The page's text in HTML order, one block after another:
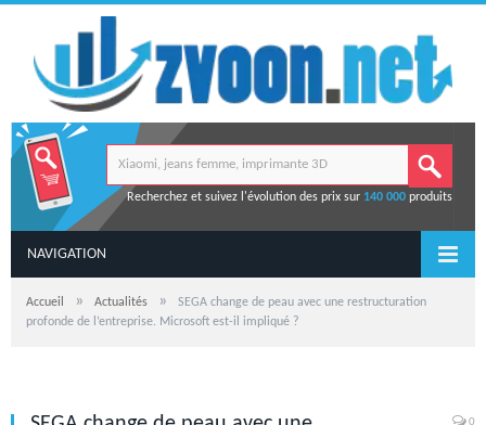
Recherchez et suivez l'évolution des prix sur 140 000produits
NAVIGATION
Accueil » Actualités »
SEGA change de peau avec une restructuration
profonde de l’entreprise. Microsoft est-il impliqué ?
0